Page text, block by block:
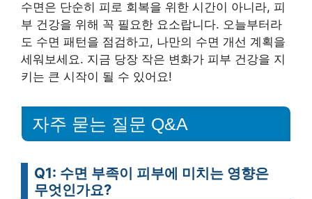
수면은 단순히 피로 회복을 위한 시간이 아니라, 피
부 건강을 위해 꼭 필요한 요소랍니다. 오늘부터라
도 수면 패턴을 점검하고, 나만의 수면 개선 계획을
세워보세요. 지금 당장 작은 변화가 피부 건강을 지
키는 큰 시작이 될 수 있어요!
자주 묻는 질문 Q&A
Q1: 수면 부족이 피부에 미치는 영향은
무엇인가요?